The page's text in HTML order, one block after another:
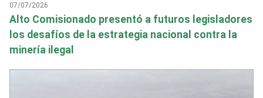
07/07/2026
Alto Comisionado presentó a futuros legisladores
los desafíos de la estrategia nacional contra la
minería ilegal